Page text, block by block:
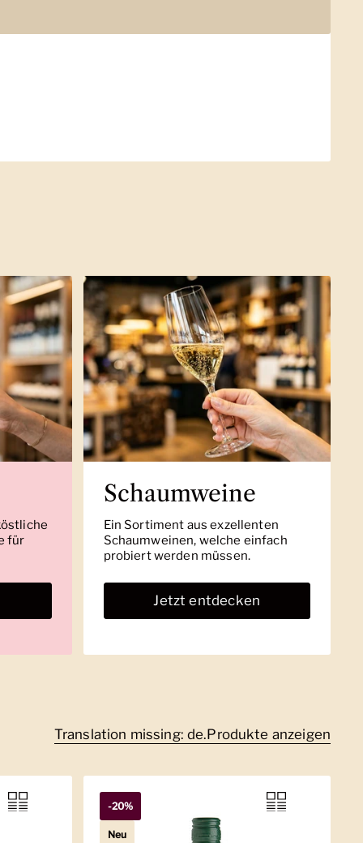
für
Schaumweine
Ein Sortiment aus exzellenten
Schaumweinen, welche einfach
probiert werden müssen.
Jetzt entdecken
Translation missing: de.Produkte anzeigen
-20%
Neu